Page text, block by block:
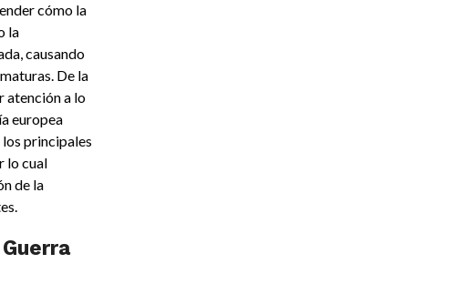
cómo la
la
causando
De la
atención a lo
europea
los principales
lo cual
de la